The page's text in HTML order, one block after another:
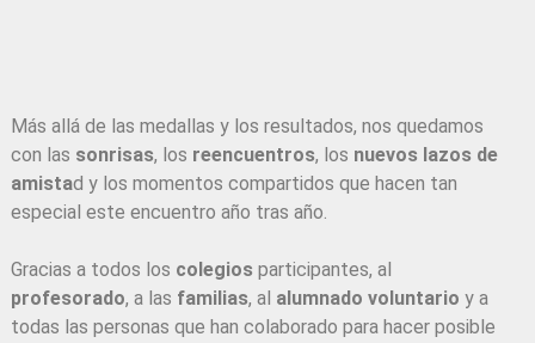
Más allá de las medallas y los resultados, nos quedamos
con las sonrisas, los reencuentros, los nuevos lazos de
amistad y los momentos compartidos que hacen tan
especial este encuentro año tras año.
Gracias a todos los colegios participantes, al
profesorado, a las familias, al alumnado voluntario y a
todas las personas que han colaborado para hacer posible